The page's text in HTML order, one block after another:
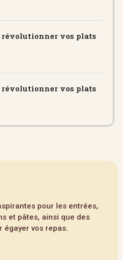
révolutionner vos plats
révolutionner vos plats
pour les entrées,
et pâtes, ainsi que des
égayer vos repas.